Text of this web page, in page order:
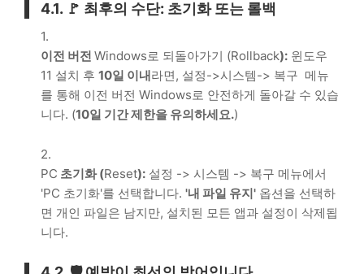
4.1. 🚩 최후의 수단: 초기화 또는 롤백
이전 버전 Windows로 되돌아가기 (Rollback): 윈도우
11 설치 후 10일 이내라면, 설정->시스템-> 복구 메뉴
를 통해 이전 버전 Windows로 안전하게 돌아갈 수 있습
니다. (10일 기간 제한을 유의하세요.)
PC 초기화 (Reset): 설정 -> 시스템 -> 복구 메뉴에서
'PC 초기화'를 선택합니다. '내 파일 유지' 옵션을 선택하
면 개인 파일은 남지만, 설치된 모든 앱과 설정이 삭제됩
니다.